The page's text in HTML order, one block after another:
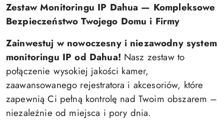
Zestaw Monitoringu IP Dahua — Kompleksowe
Bezpieczeństwo Twojego Domu i Firmy
Zainwestuj w nowoczesny i niezawodny system
monitoringu IP od Dahua! Nasz zestaw to
połączenie wysokiej jakości kamer,
zaawansowanego rejestratora i akcesoriów, które
zapewnią Ci pełną kontrolę nad Twoim obszarem –
niezależnie od miejsca i pory dnia.